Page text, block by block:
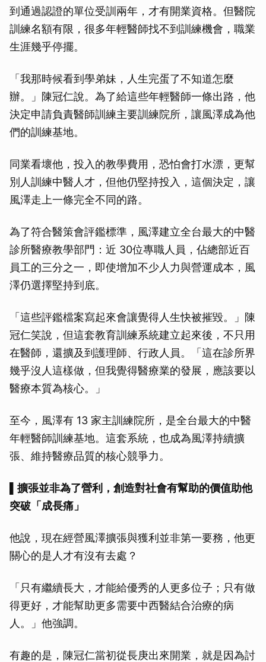
到通過認證的單位受訓兩年，才有開業資格。但醫院
訓練名額有限，很多年輕醫師找不到訓練機會，職業
生涯幾乎停擺。
「我那時候看到學弟妹，人生完蛋了不知道怎麼
辦。」陳冠仁說。為了給這些年輕醫師一條出路，他
決定申請負責醫師訓練主要訓練院所，讓風澤成為他
們的訓練基地。
同業看壞他，投入的教學費用，恐怕會打水漂，更幫
別人訓練中醫人才，但他仍堅持投入，這個決定，讓
風澤走上一條完全不同的路。
為了符合醫策會評鑑標準，風澤建立全台最大的中醫
診所醫療教學部門：近 30位專職人員，佔總部近百
員工的三分之一，即使增加不少人力與營運成本，風
澤仍選擇堅持到底。
「這些評鑑檔案寫起來會讓覺得人生快被摧毀。」陳
冠仁笑說，但這套教育訓練系統建立起來後，不只用
在醫師，還擴及到護理師、行政人員。「這在診所界
幾乎沒人這樣做，但我覺得醫療業的發展，應該要以
醫療本質為核心。」
至今，風澤有 13 家主訓練院所，是全台最大的中醫
年輕醫師訓練基地。這套系統，也成為風澤持續擴
張、維持醫療品質的核心競爭力。
擴張並非為了營利，創造對社會有幫助的價值助他
突破「成長痛」
他說，現在經營風澤擴張與獲利並非第一要務，他更
關心的是人才有沒有去處？
「只有繼續長大，才能給優秀的人更多位子；只有做
得更好，才能幫助更多需要中西醫結合治療的病
人。」他強調。
有趣的是，陳冠仁當初從長庚出來開業，就是因為討